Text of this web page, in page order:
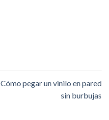
Cómo pegar un vinilo en pared
sin burbujas